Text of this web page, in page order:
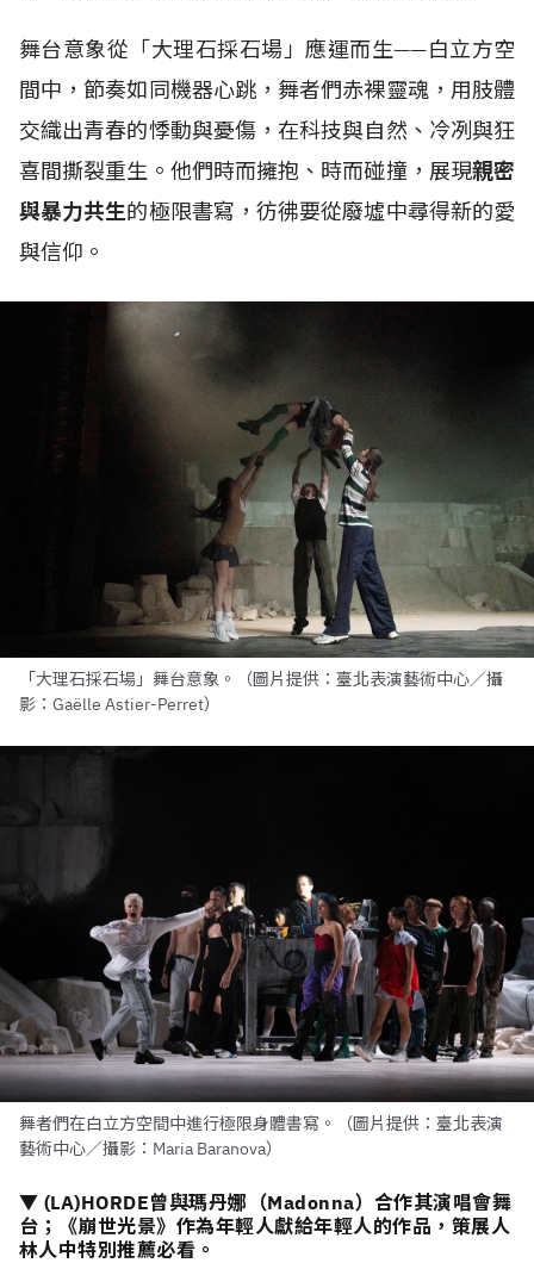
舞台意象從「大理石採石場」應運而生——白立方空
間中，節奏如同機器心跳，舞者們赤裸靈魂，用肢體
交織出青春的悸動與憂傷，在科技與自然、冷冽與狂
喜間撕裂重生。他們時而擁抱、時而碰撞，展現親密
與暴力共生的極限書寫，彷彿要從廢墟中尋得新的愛
與信仰。
「大理石採石場」舞台意象。（圖片提供：臺北表演藝術中心／攝
影：Gaëlle Astier-Perret）
舞者們在白立方空間中進行極限身體書寫。（圖片提供：臺北表演
藝術中心／攝影：Maria Baranova）
▼ (LA)HORDE曾與瑪丹娜（Madonna）合作其演唱會舞
台；《崩世光景》作為年輕人獻給年輕人的作品，策展人
林人中特別推薦必看。